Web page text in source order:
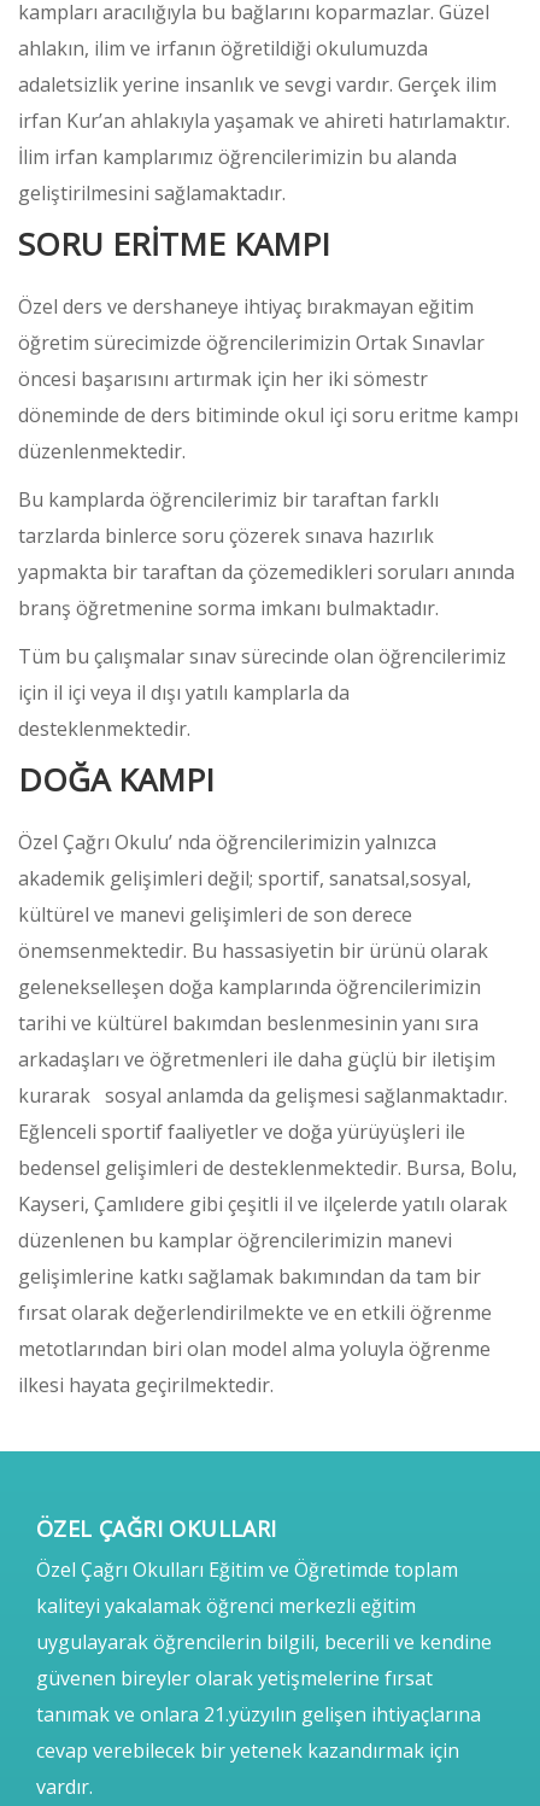
kampları aracılığıyla bu bağlarını koparmazlar. Güzel
ahlakın, ilim ve irfanın öğretildiği okulumuzda
adaletsizlik yerine insanlık ve sevgi vardır. Gerçek ilim
irfan Kur’an ahlakıyla yaşamak ve ahireti hatırlamaktır.
İlim irfan kamplarımız öğrencilerimizin bu alanda
geliştirilmesini sağlamaktadır.
SORU ERİTME KAMPI
Özel ders ve dershaneye ihtiyaç bırakmayan eğitim
öğretim sürecimizde öğrencilerimizin Ortak Sınavlar
öncesi başarısını artırmak için her iki sömestr
döneminde de ders bitiminde okul içi soru eritme kampı
düzenlenmektedir.
Bu kamplarda öğrencilerimiz bir taraftan farklı
tarzlarda binlerce soru çözerek sınava hazırlık
yapmakta bir taraftan da çözemedikleri soruları anında
branş öğretmenine sorma imkanı bulmaktadır.
Tüm bu çalışmalar sınav sürecinde olan öğrencilerimiz
için il içi veya il dışı yatılı kamplarla da
desteklenmektedir.
DOĞA KAMPI
Özel Çağrı Okulu’ nda öğrencilerimizin yalnızca
akademik gelişimleri değil; sportif, sanatsal,sosyal,
kültürel ve manevi gelişimleri de son derece
önemsenmektedir. Bu hassasiyetin bir ürünü olarak
gelenekselleşen doğa kamplarında öğrencilerimizin
tarihi ve kültürel bakımdan beslenmesinin yanı sıra
arkadaşları ve öğretmenleri ile daha güçlü bir iletişim
kurarak sosyal anlamda da gelişmesi sağlanmaktadır.
Eğlenceli sportif faaliyetler ve doğa yürüyüşleri ile
bedensel gelişimleri de desteklenmektedir. Bursa, Bolu,
Kayseri, Çamlıdere gibi çeşitli il ve ilçelerde yatılı olarak
düzenlenen bu kamplar öğrencilerimizin manevi
gelişimlerine katkı sağlamak bakımından da tam bir
fırsat olarak değerlendirilmekte ve en etkili öğrenme
metotlarından biri olan model alma yoluyla öğrenme
ilkesi hayata geçirilmektedir.
ÖZEL ÇAĞRI OKULLARI
Özel Çağrı Okulları Eğitim ve Öğretimde toplam
kaliteyi yakalamak öğrenci merkezli eğitim
uygulayarak öğrencilerin bilgili, becerili ve kendine
güvenen bireyler olarak yetişmelerine fırsat
tanımak ve onlara 21.yüzyılın gelişen ihtiyaçlarına
cevap verebilecek bir yetenek kazandırmak için
vardır.